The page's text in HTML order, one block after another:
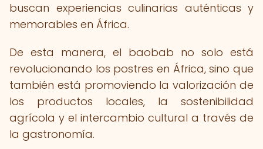
buscan experiencias culinarias auténticas y
memorables en África.
De esta manera, el baobab no solo está
revolucionando los postres en África, sino que
también está promoviendo la valorización de
los productos locales, la sostenibilidad
agrícola y el intercambio cultural a través de
la gastronomía.